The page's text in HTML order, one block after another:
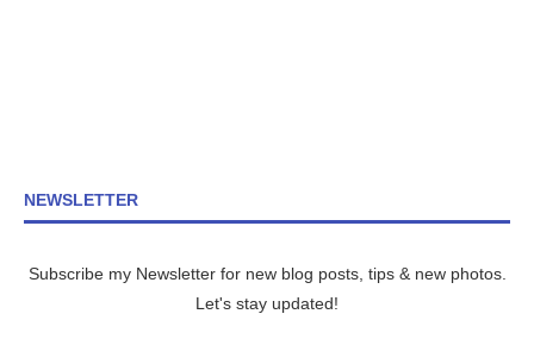
NEWSLETTER
Subscribe my Newsletter for new blog posts, tips & new photos.
Let's stay updated!